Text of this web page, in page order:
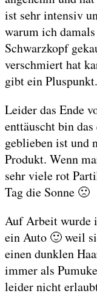
ist sehr intensiv
warum ich
Schwarzkopf
verschmiert hat
gibt ein Pluspunkt.
Leider das Ende
enttäuscht bin
geblieben ist und
Produkt. Wenn
sehr viele rot
Tag die Sonne 🙁
Auf Arbeit wurde
ein Auto 🙂 weil
einen dunklen
immer als
leider nicht